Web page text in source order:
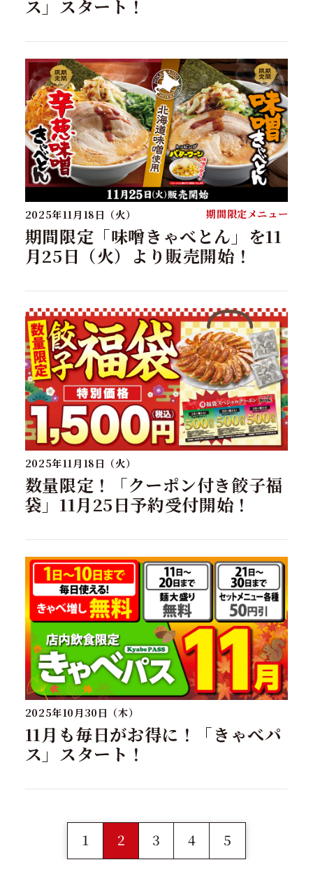
ス」スタート！
2025年11月18日（火） 期間限定メニュー
期間限定「味噌きゃべとん」を11
月25日（火）より販売開始！
2025年11月18日（火）
数量限定！「クーポン付き餃子福
袋」11月25日予約受付開始！
2025年10月30日（木）
11月も毎日がお得に！「きゃべパ
ス」スタート！
1 2 3 4 5